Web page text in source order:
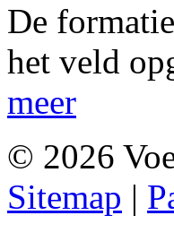
De
het veld
meer
© 2026
Sitemap |